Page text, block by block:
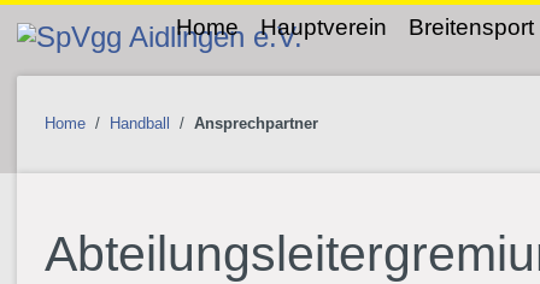
Home Hauptverein Breitensport
Home / Handball / Ansprechpartner